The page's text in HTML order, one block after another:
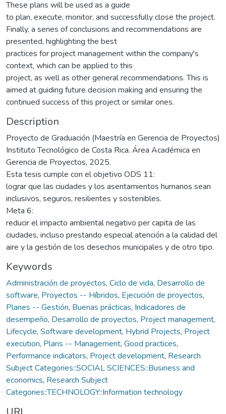
These plans will be used as a guide
to plan, execute, monitor, and successfully close the project.
Finally, a series of conclusions and recommendations are
presented, highlighting the best
practices for project management within the company's
context, which can be applied to this
project, as well as other general recommendations. This is
aimed at guiding future decision making and ensuring the
continued success of this project or similar ones.
Description
Proyecto de Graduación (Maestría en Gerencia de Proyectos)
Instituto Tecnológico de Costa Rica. Área Académica en
Gerencia de Proyectos, 2025.
Esta tesis cumple con el objetivo ODS 11:
lograr que las ciudades y los asentamientos humanos sean
inclusivos, seguros, resilientes y sostenibles.
Meta 6:
reducir el impacto ambiental negativo per capita de las
ciudades, incluso prestando especial atención a la calidad del
aire y la gestión de los desechos municipales y de otro tipo.
Keywords
Administración de proyectos, Ciclo de vida, Desarrollo de
software, Proyectos -- Híbridos, Ejecución de proyectos,
Planes -- Gestión, Buenas prácticas, Indicadores de
desempeño, Desarrollo de proyectos, Project management,
Lifecycle, Software development, Hybrid Projects, Project
execution, Plans -- Management, Good practices,
Performance indicators, Project development, Research
Subject Categories::SOCIAL SCIENCES::Business and
economics, Research Subject
Categories::TECHNOLOGY::Information technology